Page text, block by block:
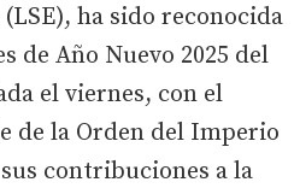
ha sido reconocida
de Año Nuevo 2025 del
el viernes, con el
de la Orden del Imperio
contribuciones a la